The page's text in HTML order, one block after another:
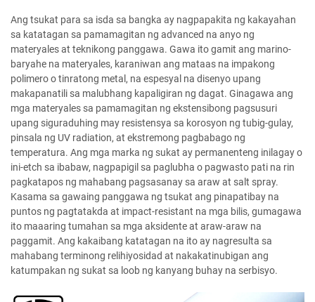
Ang tsukat para sa isda sa bangka ay nagpapakita ng kakayahan
sa katatagan sa pamamagitan ng advanced na anyo ng
materyales at teknikong panggawa. Gawa ito gamit ang marino-
baryahe na materyales, karaniwan ang mataas na impakong
polimero o tinratong metal, na espesyal na disenyo upang
makapanatili sa malubhang kapaligiran ng dagat. Ginagawa ang
mga materyales sa pamamagitan ng ekstensibong pagsusuri
upang siguraduhing may resistensya sa korosyon ng tubig-gulay,
pinsala ng UV radiation, at ekstremong pagbabago ng
temperatura. Ang mga marka ng sukat ay permanenteng inilagay o
ini-etch sa ibabaw, nagpapigil sa paglubha o pagwasto pati na rin
pagkatapos ng mahabang pagsasanay sa araw at salt spray.
Kasama sa gawaing panggawa ng tsukat ang pinapatibay na
puntos ng pagtatakda at impact-resistant na mga bilis, gumagawa
ito maaaring tumahan sa mga aksidente at araw-araw na
paggamit. Ang kakaibang katatagan na ito ay nagresulta sa
mahabang terminong relihiyosidad at nakakatinubigan ang
katumpakan ng sukat sa loob ng kanyang buhay na serbisyo.